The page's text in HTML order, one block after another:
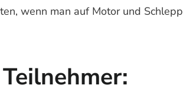
wenn man auf Motor und Schlepp